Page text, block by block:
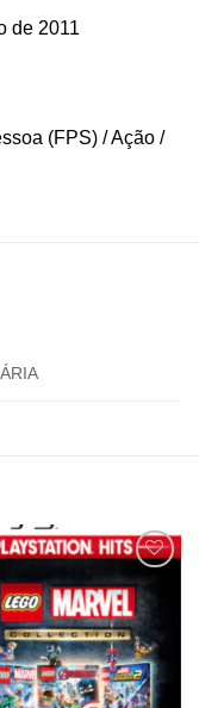
de 2011
(FPS) / Ação /